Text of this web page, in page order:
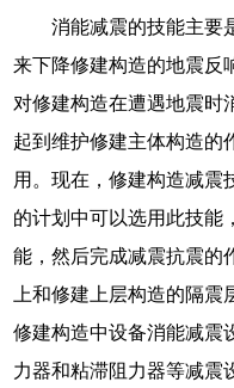
消能减震的技能主要
来下降修建构造的地震反
对修建构造在遭遇地震时
起到维护修建主体构造的
用。现在，修建构造减震
的计划中可以选用此技能
能，然后完成减震抗震的
上和修建上层构造的隔
修建构造中设备消能减震
力器和粘滞阻力器等减震